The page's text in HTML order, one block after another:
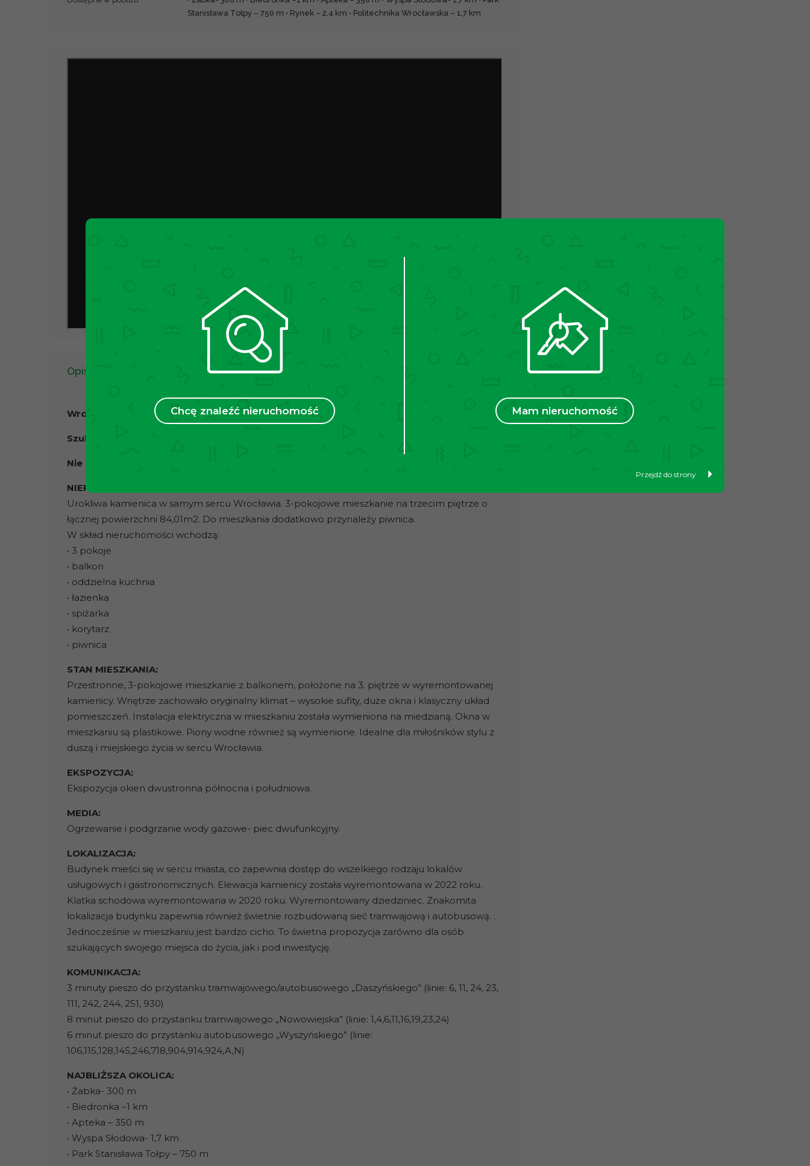
Chcę znaleźć nieruchomość Mam nieruchomość
Przejdź do strony
Stanisława Tołpy – 750 m • Rynek – 2,4 km • Politechnika Wrocławska – 1,7 km
Opis
Wrocław – Ołbin– ul. Żeromskiego
Szukasz mieszkania z duszą w pięknej kamienicy w sercu Wrocławia ?
Nie szukaj dalej! Ta oferta jest właśnie dla Ciebie!
NIERUCHOMOŚĆ:
Urokliwa kamienica w samym sercu Wrocławia. 3-pokojowe mieszkanie na trzecim piętrze o
łącznej powierzchni 84,01m2. Do mieszkania dodatkowo przynależy piwnica.
W skład nieruchomości wchodzą:
• 3 pokoje
• balkon
• oddzielna kuchnia
• łazienka
• spiżarka
• korytarz
• piwnica
STAN MIESZKANIA:
Przestronne, 3-pokojowe mieszkanie z balkonem, położone na 3. piętrze w wyremontowanej
kamienicy. Wnętrze zachowało oryginalny klimat – wysokie sufity, duże okna i klasyczny układ
pomieszczeń. Instalacja elektryczna w mieszkaniu została wymieniona na miedzianą. Okna w
mieszkaniu są plastikowe. Piony wodne również są wymienione. Idealne dla miłośników stylu z
duszą i miejskiego życia w sercu Wrocławia.
EKSPOZYCJA:
Ekspozycja okien dwustronna północna i południowa.
MEDIA:
Ogrzewanie i podgrzanie wody gazowe- piec dwufunkcyjny.
LOKALIZACJA:
Budynek mieści się w sercu miasta, co zapewnia dostęp do wszelkiego rodzaju lokalów
usługowych i gastronomicznych. Elewacja kamienicy została wyremontowana w 2022 roku.
Klatka schodowa wyremontowana w 2020 roku. Wyremontowany dziedziniec. Znakomita
lokalizacja budynku zapewnia również świetnie rozbudowaną sieć tramwajową i autobusową. .
Jednocześnie w mieszkaniu jest bardzo cicho. To świetna propozycja zarówno dla osób
szukających swojego miejsca do życia, jak i pod inwestycję.
KOMUNIKACJA:
3 minuty pieszo do przystanku tramwajowego/autobusowego „Daszyńskiego” (linie: 6, 11, 24, 23,
111, 242, 244, 251, 930)
8 minut pieszo do przystanku tramwajowego „Nowowiejska” (linie: 1,4,6,11,16,19,23,24)
6 minut pieszo do przystanku autobusowego „Wyszyńskiego” (linie:
106,115,128,145,246,718,904,914,924,A,N)
NAJBLIŻSZA OKOLICA:
• Żabka- 300 m
• Biedronka –1 km
• Apteka – 350 m
• Wyspa Słodowa- 1,7 km
• Park Stanisława Tołpy – 750 m